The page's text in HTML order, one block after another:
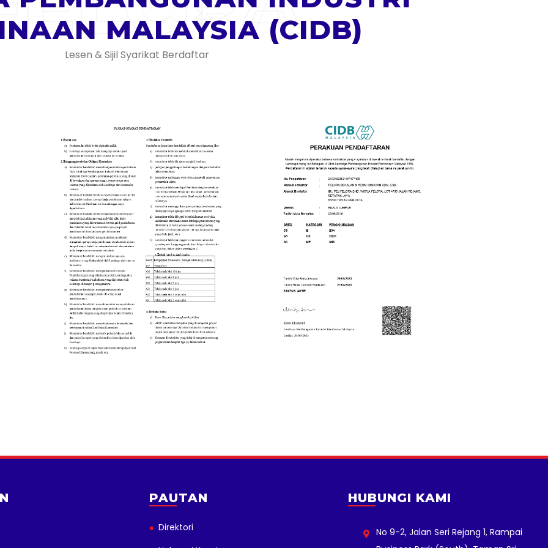
MALAYSIA (CIDB)
Lesen & Sijil Syarikat Berdaftar
PAUTAN
Direktori
HUBUNGI KAMI
No 9-2, Jalan Seri Rejang 1, Rampai